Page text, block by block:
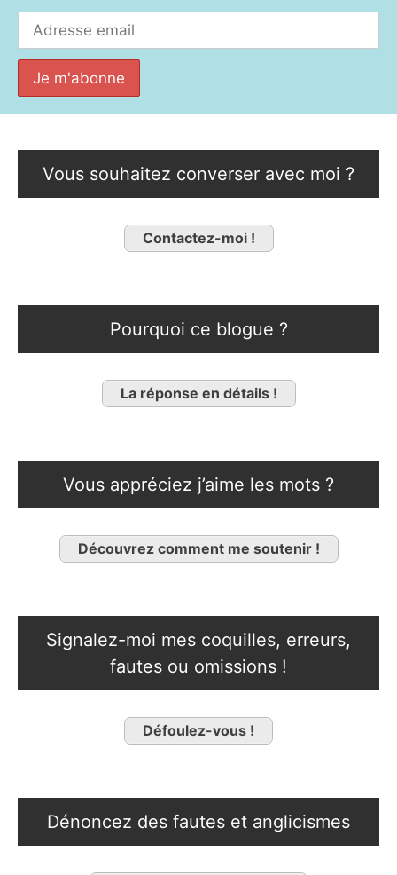
Vous souhaitez converser avec moi ?
Contactez-moi !
Pourquoi ce blogue ?
La réponse en détails !
Vous appréciez j’aime les mots ?
Découvrez comment me soutenir !
Signalez-moi mes coquilles, erreurs,
fautes ou omissions !
Défoulez-vous !
Dénoncez des fautes et anglicismes